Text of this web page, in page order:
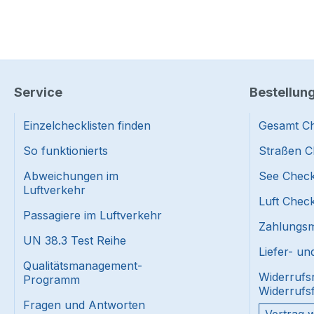
Service
Einzelchecklisten finden
So funktionierts
Abweichungen im
Luftverkehr
Passagiere im Luftverkehr
UN 38.3 Test Reihe
Qualitätsmanagement-
Programm
Fragen und Antworten
Gesamt
Straßen
See
Luft
Liefer-